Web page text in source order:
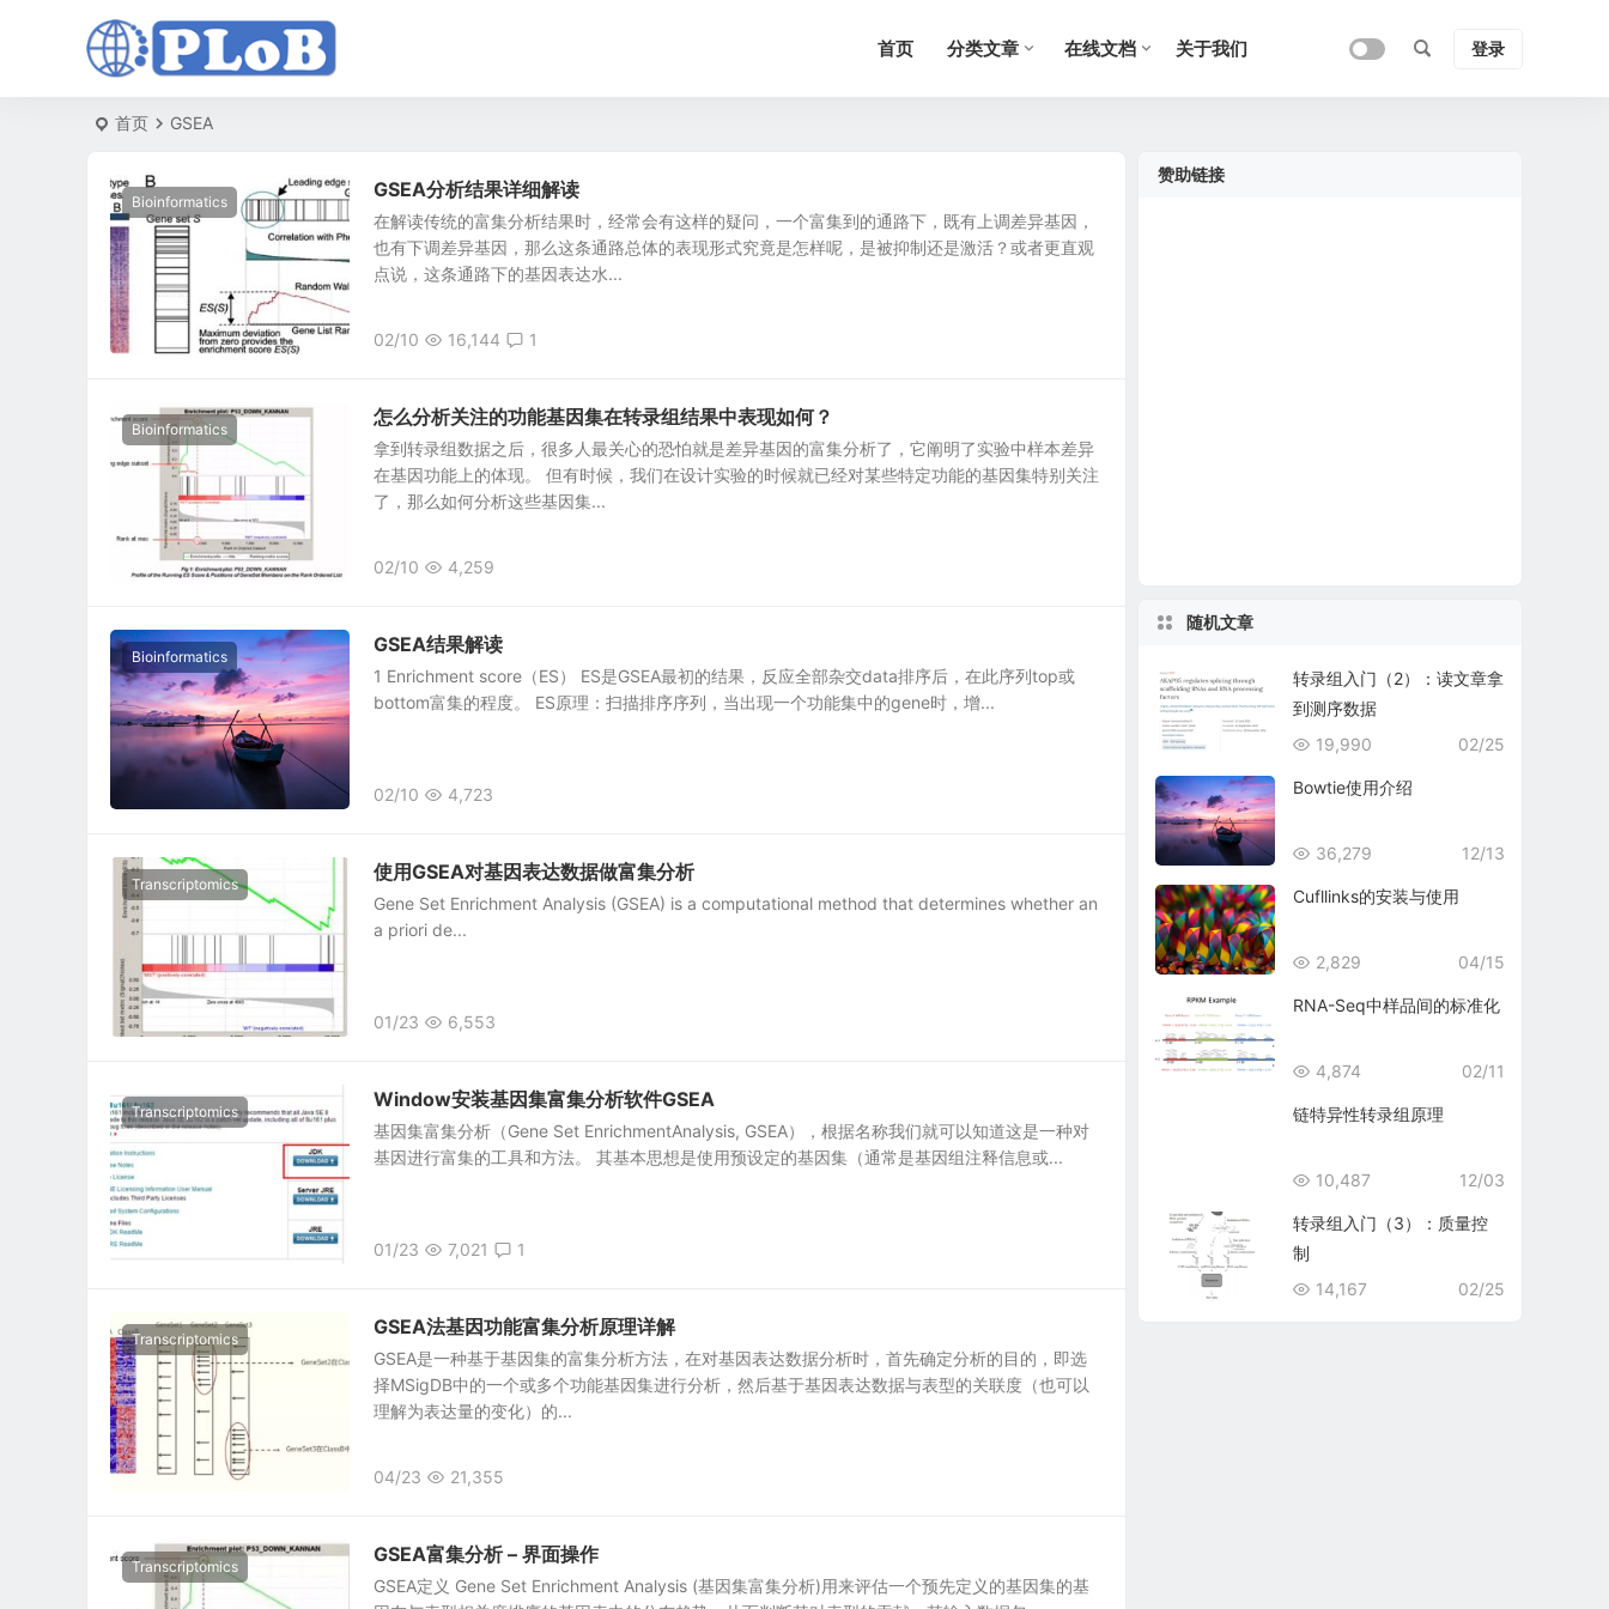
首页 分类文章 在线文档 关于我们 登录
首页 GSEA
Bioinformatics
GSEA分析结果详细解读
在解读传统的富集分析结果时，经常会有这样的疑问，一个富集到的通路下，既有上调差异基因，
也有下调差异基因，那么这条通路总体的表现形式究竟是怎样呢，是被抑制还是激活？或者更直观
点说，这条通路下的基因表达水...
02/10 16,144 1
Bioinformatics
怎么分析关注的功能基因集在转录组结果中表现如何？
拿到转录组数据之后，很多人最关心的恐怕就是差异基因的富集分析了，它阐明了实验中样本差异
在基因功能上的体现。 但有时候，我们在设计实验的时候就已经对某些特定功能的基因集特别关注
了，那么如何分析这些基因集...
02/10 4,259
Bioinformatics
GSEA结果解读
1 Enrichment score（ES） ES是GSEA最初的结果，反应全部杂交data排序后，在此序列top或
bottom富集的程度。 ES原理：扫描排序序列，当出现一个功能集中的gene时，增...
02/10 4,723
Transcriptomics
使用GSEA对基因表达数据做富集分析
Gene Set Enrichment Analysis (GSEA) is a computational method that determines whether an
a priori de...
01/23 6,553
Transcriptomics
Window安装基因集富集分析软件GSEA
基因集富集分析（Gene Set EnrichmentAnalysis, GSEA），根据名称我们就可以知道这是一种对
基因进行富集的工具和方法。 其基本思想是使用预设定的基因集（通常是基因组注释信息或...
01/23 7,021 1
Transcriptomics
GSEA法基因功能富集分析原理详解
GSEA是一种基于基因集的富集分析方法，在对基因表达数据分析时，首先确定分析的目的，即选
择MSigDB中的一个或多个功能基因集进行分析，然后基于基因表达数据与表型的关联度（也可以
理解为表达量的变化）的...
04/23 21,355
Transcriptomics
GSEA富集分析 – 界面操作
GSEA定义 Gene Set Enrichment Analysis (基因集富集分析)用来评估一个预先定义的基因集的基
赞助链接
随机文章
转录组入门（2）：读文章拿
到测序数据
02/25
19,990
Bowtie使用介绍
12/13
36,279
Cufllinks的安装与使用
04/15
2,829
RNA-Seq中样品间的标准化
02/11
4,874
链特异性转录组原理
12/03
10,487
转录组入门（3）：质量控
制
02/25
14,167